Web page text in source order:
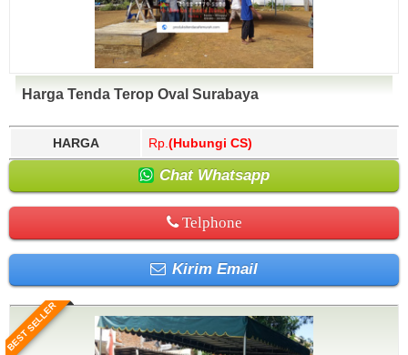
Harga Tenda Terop Oval Surabaya
HARGA Rp. (Hubungi CS)
Chat Whatsapp
Telphone
Kirim Email
BEST SELLER